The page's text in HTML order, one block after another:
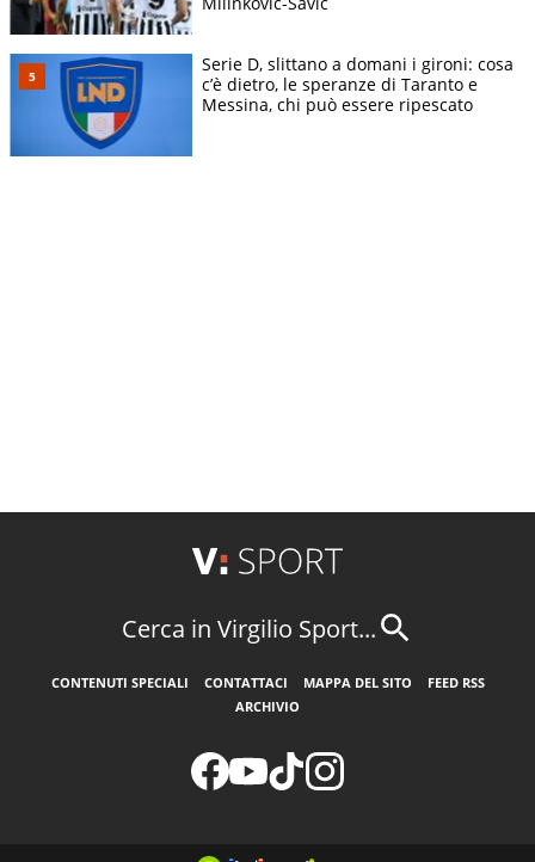
Serie D, slittano a domani i gironi: cosa
c’è dietro, le speranze di Taranto e
Messina, chi può essere ripescato
Cerca in Virgilio Sport...
CONTENUTI SPECIALI CONTATTACI MAPPA DEL SITO
FEED RSS
ARCHIVIO